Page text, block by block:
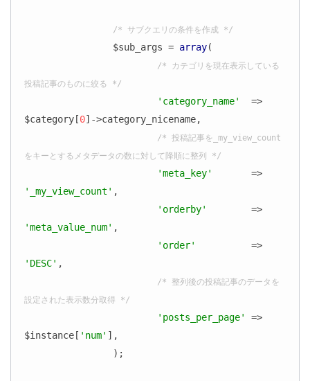
/* サブクエリの条件を作成 */
		$sub_args =
array(
/* カテゴリを現在表示している
投稿記事のものに絞る */
'category_name'
  =>
$category[0]->category_nicename,
/* 投稿記事を_my_view_count
をキーとするメタデータの数に対して降順に整列 */
'meta_key'
       =>
'_my_view_count' ,
'orderby'
        =>
'meta_value_num' ,
'order'
          =>
'DESC' ,
/* 整列後の投稿記事のデータを
設定された表示数分取得 */
'posts_per_page'
=>
$instance[ 'num' ],